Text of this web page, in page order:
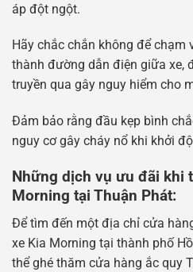
áp đột ngột.
Hãy chắc chắn không để chạm
thành đường dẫn điện giữa xe,
truyền qua gây nguy hiểm cho
Đảm bảo rằng đầu kẹp bình
nguy cơ gây cháy nổ khi khởi
Những dịch vụ ưu đãi khi
Morning tại Thuận Phát:
Để tìm đến một địa chỉ cửa
xe Kia Morning tại thành phố
thể ghé thăm cửa hàng ắc quy